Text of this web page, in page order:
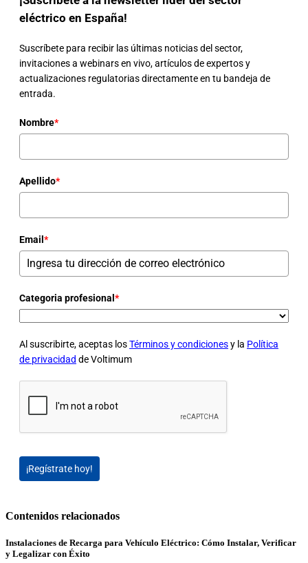
eléctrico en España!
Suscríbete para recibir las últimas noticias del sector,
invitaciones a webinars en vivo, artículos de expertos y
actualizaciones regulatorias directamente en tu bandeja de
entrada.
Nombre*
Apellido*
Email *
Categoria profesional *
Al suscribirte, aceptas losTérminos y condicionesy la Política
de privacidad de Voltimum
¡Regístrate hoy!
Contenidos relacionados
Instalaciones de Recarga para Vehículo Eléctrico: Cómo Instalar, Verificar
y Legalizar con Éxito